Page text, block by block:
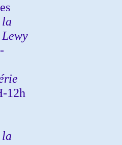
la
12h
la